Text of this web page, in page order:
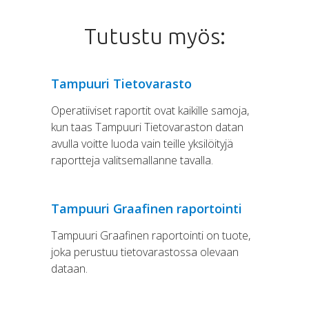
Tutustu myös:
Tampuuri Tietovarasto
Operatiiviset raportit ovat kaikille samoja,
kun taas Tampuuri Tietovaraston datan
avulla voitte luoda vain teille yksilöityjä
raportteja valitsemallanne tavalla.
Tampuuri Graafinen raportointi
Tampuuri Graafinen raportointi on tuote,
joka perustuu tietovarastossa olevaan
dataan.